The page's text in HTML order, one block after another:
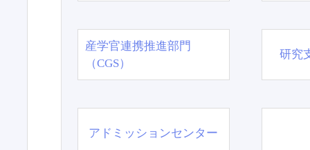
産学官連携推進部門
（CGS）
研究
アドミッションセンター